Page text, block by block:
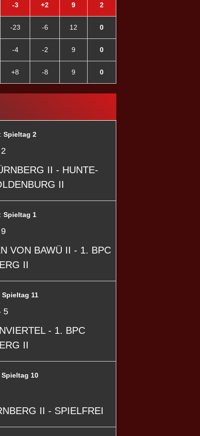
-3 +2 9 2
-23 -6 12 0
-4 -2 9 0
+8 -8 9 0
Spieltag 2
2
II - HUNTE-
II
Spieltag 1
9
VON BAWÜ II - 1. BPC
II
Spieltag 11
5
- 1. BPC
II
Spieltag 10
II - SPIELFREI